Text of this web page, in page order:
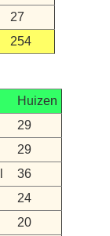
27
254
Huizen
29
29
36
24
20